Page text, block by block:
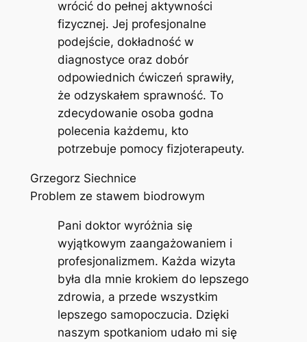
wrócić do pełnej aktywności
fizycznej. Jej profesjonalne
podejście, dokładność w
diagnostyce oraz dobór
odpowiednich ćwiczeń sprawiły,
że odzyskałem sprawność. To
zdecydowanie osoba godna
polecenia każdemu, kto
potrzebuje pomocy fizjoterapeuty.
Grzegorz Siechnice
Problem ze stawem biodrowym
Pani doktor wyróżnia się
wyjątkowym zaangażowaniem i
profesjonalizmem. Każda wizyta
była dla mnie krokiem do lepszego
zdrowia, a przede wszystkim
lepszego samopoczucia. Dzięki
naszym spotkaniom udało mi się